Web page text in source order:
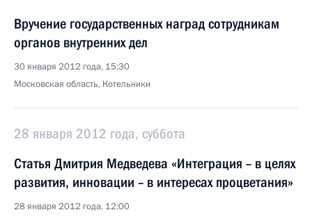
Вручение государственных наград сотрудникам
органов внутренних дел
30 января 2012 года, 15:30
Московская область, Котельники
28 января 2012 года, суббота
Статья Дмитрия Медведева «Интеграция – в целях
развития, инновации – в интересах процветания»
28 января 2012 года, 12:00